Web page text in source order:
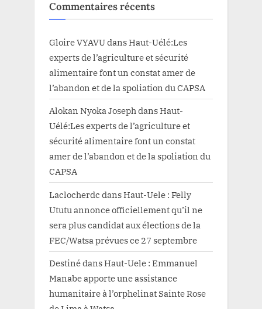
Commentaires récents
Gloire VYAVUdansHaut-Uélé:Les
experts de l’agriculture et sécurité
alimentaire font un constat amer de
l’abandon et de la spoliation du CAPSA
Alokan Nyoka JosephdansHaut-
Uélé:Les experts de l’agriculture et
sécurité alimentaire font un constat
amer de l’abandon et de la spoliation du
CAPSA
Laclocherdc dansHaut-Uele : Felly
Ututu annonce officiellement qu’il ne
sera plus candidat aux élections de la
FEC/Watsa prévues ce 27 septembre
DestinédansHaut-Uele : Emmanuel
Manabe apporte une assistance
humanitaire à l’orphelinat Sainte Rose